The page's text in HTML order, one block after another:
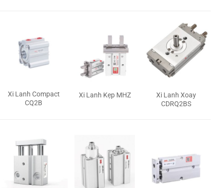
Xi Lanh Compact
CQ2B
Xi Lanh Kẹp MHZ
Xi Lanh Xoay
CDRQ2BS